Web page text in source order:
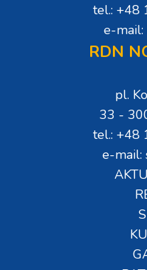
tel.: +48
e-mail:
RDN
pl.
33 -
tel.: +48
e-mail: